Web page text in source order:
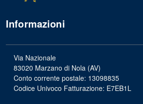
Informazioni
Via Nazionale
83020 Marzano di Nola (AV)
Conto corrente postale: 13098835
Codice Univoco Fatturazione: E7EB1L